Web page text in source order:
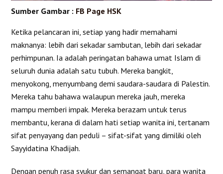
Sumber Gambar : FB Page HSK
Ketika pelancaran ini, setiap yang hadir memahami
maknanya: lebih dari sekadar sambutan, lebih dari sekadar
perhimpunan. Ia adalah peringatan bahawa umat Islam di
seluruh dunia adalah satu tubuh. Mereka bangkit,
menyokong, menyumbang demi saudara-saudara di Palestin.
Mereka tahu bahawa walaupun mereka jauh, mereka
mampu memberi impak. Mereka berazam untuk terus
membantu, kerana di dalam hati setiap wanita ini, tertanam
sifat penyayang dan peduli – sifat-sifat yang dimiliki oleh
Sayyidatina Khadijah.
Dengan penuh rasa syukur dan semangat baru, para wanita